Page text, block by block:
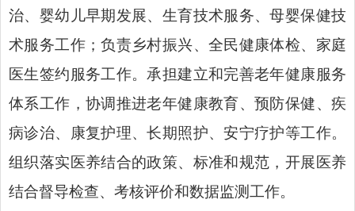
治、婴幼儿早期发展、生育技术服务、母婴保健技
术服务工作；负责乡村振兴、全民健康体检、家庭
医生签约服务工作。承担建立和完善老年健康服务
体系工作，协调推进老年健康教育、预防保健、疾
病诊治、康复护理、长期照护、安宁疗护等工作。
组织落实医养结合的政策、标准和规范，开展医养
结合督导检查、考核评价和数据监测工作。